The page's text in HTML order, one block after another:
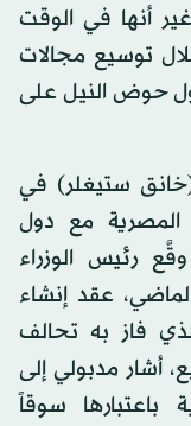
أنها في الوقت
توسيع مجالات
حوض النيل على
ستيغلر) في
المصرية مع دول
رئيس الوزراء
عقد إنشاء
فاز به تحالف
أشار مدبولي إلى
باعتبارها سوقاً